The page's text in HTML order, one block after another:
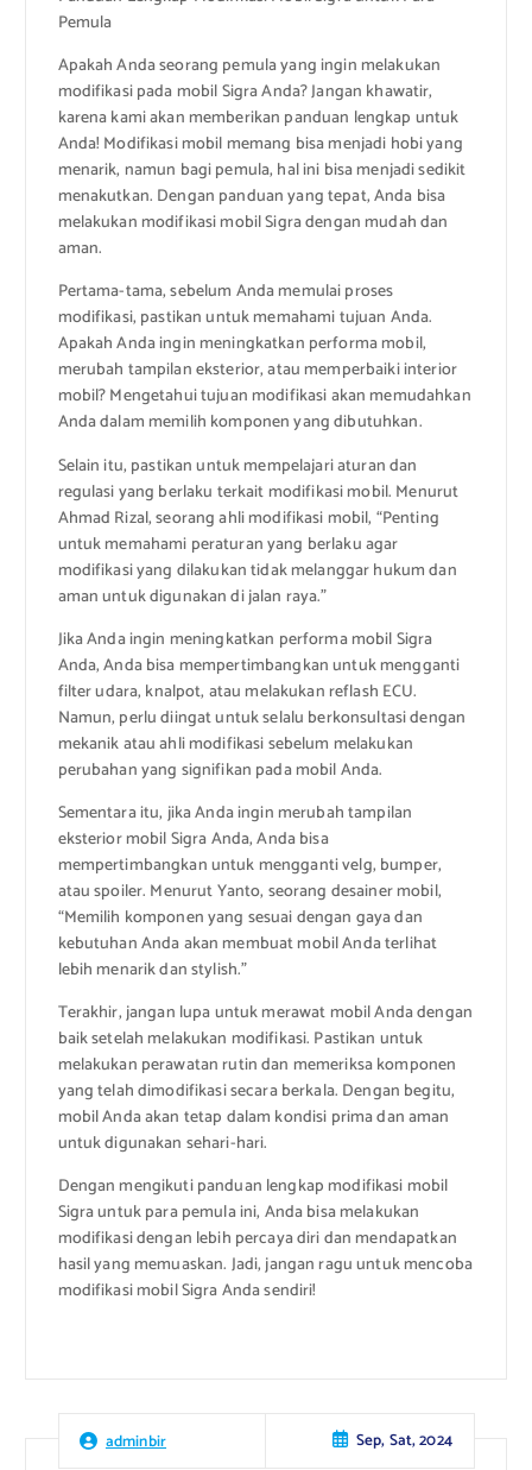
Pemula
Apakah Anda seorang pemula yang ingin melakukan
modifikasi pada mobil Sigra Anda? Jangan khawatir,
karena kami akan memberikan panduan lengkap untuk
Anda! Modifikasi mobil memang bisa menjadi hobi yang
menarik, namun bagi pemula, hal ini bisa menjadi sedikit
menakutkan. Dengan panduan yang tepat, Anda bisa
melakukan modifikasi mobil Sigra dengan mudah dan
aman.
Pertama-tama, sebelum Anda memulai proses
modifikasi, pastikan untuk memahami tujuan Anda.
Apakah Anda ingin meningkatkan performa mobil,
merubah tampilan eksterior, atau memperbaiki interior
mobil? Mengetahui tujuan modifikasi akan memudahkan
Anda dalam memilih komponen yang dibutuhkan.
Selain itu, pastikan untuk mempelajari aturan dan
regulasi yang berlaku terkait modifikasi mobil. Menurut
Ahmad Rizal, seorang ahli modifikasi mobil, “Penting
untuk memahami peraturan yang berlaku agar
modifikasi yang dilakukan tidak melanggar hukum dan
aman untuk digunakan di jalan raya.”
Jika Anda ingin meningkatkan performa mobil Sigra
Anda, Anda bisa mempertimbangkan untuk mengganti
filter udara, knalpot, atau melakukan reflash ECU.
Namun, perlu diingat untuk selalu berkonsultasi dengan
mekanik atau ahli modifikasi sebelum melakukan
perubahan yang signifikan pada mobil Anda.
Sementara itu, jika Anda ingin merubah tampilan
eksterior mobil Sigra Anda, Anda bisa
mempertimbangkan untuk mengganti velg, bumper,
atau spoiler. Menurut Yanto, seorang desainer mobil,
“Memilih komponen yang sesuai dengan gaya dan
kebutuhan Anda akan membuat mobil Anda terlihat
lebih menarik dan stylish.”
Terakhir, jangan lupa untuk merawat mobil Anda dengan
baik setelah melakukan modifikasi. Pastikan untuk
melakukan perawatan rutin dan memeriksa komponen
yang telah dimodifikasi secara berkala. Dengan begitu,
mobil Anda akan tetap dalam kondisi prima dan aman
untuk digunakan sehari-hari.
Dengan mengikuti panduan lengkap modifikasi mobil
Sigra untuk para pemula ini, Anda bisa melakukan
modifikasi dengan lebih percaya diri dan mendapatkan
hasil yang memuaskan. Jadi, jangan ragu untuk mencoba
modifikasi mobil Sigra Anda sendiri!
adminbir Sep, Sat, 2024